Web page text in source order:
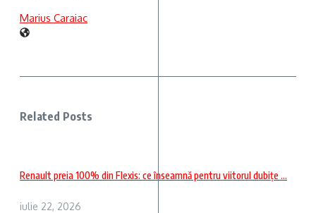
Marius Caraiac
Related Posts
Renault preia 100% din Flexis: ce înseamnă pentru viitorul dubițe ...
iulie 22, 2026